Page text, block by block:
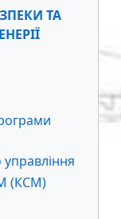
ТА
управління
(КСМ)